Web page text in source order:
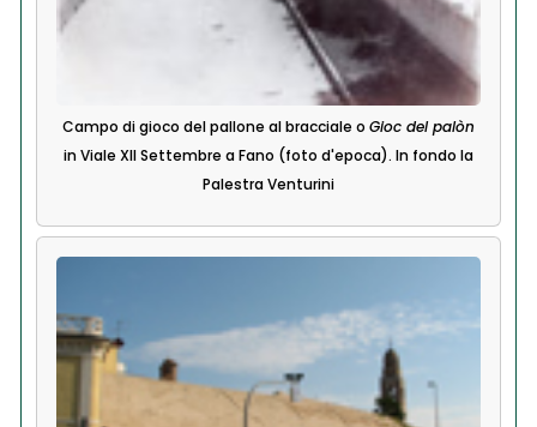
Campo di gioco del pallone al bracciale o Gioc del palòn
in Viale XII Settembre a Fano (foto d'epoca). In fondo la
Palestra Venturini